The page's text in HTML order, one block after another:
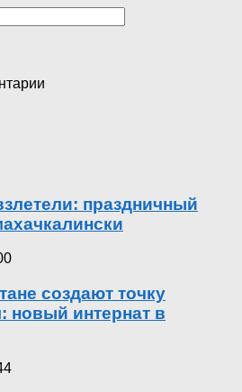
праздничный
создают точку
новый интернат в